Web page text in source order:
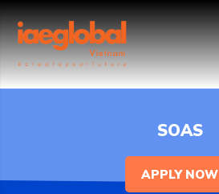
SOAS
APPLY NOW